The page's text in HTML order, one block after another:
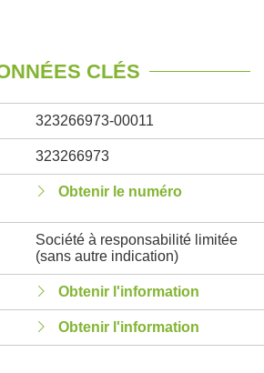
CLÉS
323266973-00011
323266973
Obtenir le numéro
Société à responsabilité limitée
(sans autre indication)
Obtenir l'information
Obtenir l'information